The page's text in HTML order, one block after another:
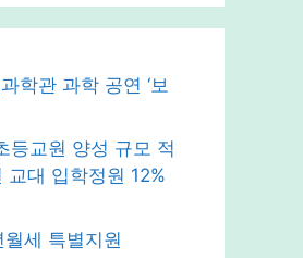
학관 과학 공연 ‘보
등교원 양성 규모 적
교대 입학정원 12%
세 특별지원